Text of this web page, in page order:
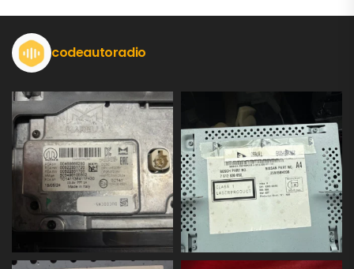
codeautoradio